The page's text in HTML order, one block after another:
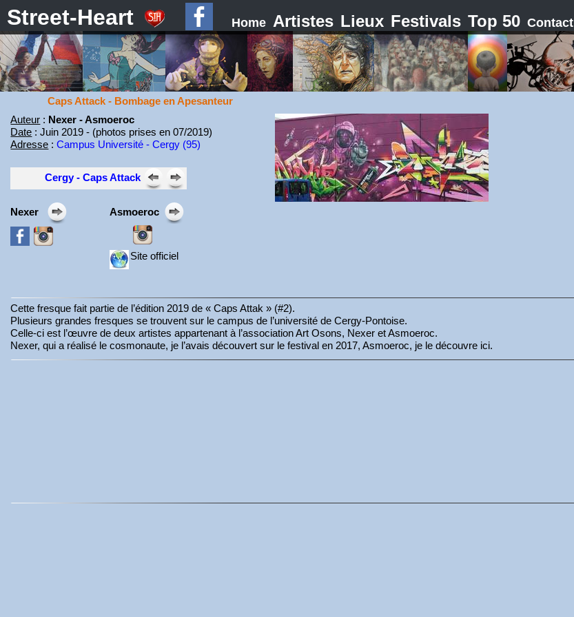
Street-Heart Home Artistes Lieux Festivals Top 50 Contact
Caps Attack - Bombage en Apesanteur
Auteur : Nexer - Asmoeroc
Date : Juin 2019 - (photos prises en 07/2019)
Adresse :Campus Université - Cergy (95)
Cergy - Caps Attack
Nexer Asmoeroc
Site officiel
Cette fresque fait partie de l’édition 2019 de « Caps Attak » (#2).
Plusieurs grandes fresques se trouvent sur le campus de l’université de Cergy-Pontoise.
Celle-ci est l’œuvre de deux artistes appartenant à l’association Art Osons, Nexer et Asmoeroc.
Nexer, qui a réalisé le cosmonaute, je l’avais découvert sur le festival en 2017, Asmoeroc, je le découvre ici.